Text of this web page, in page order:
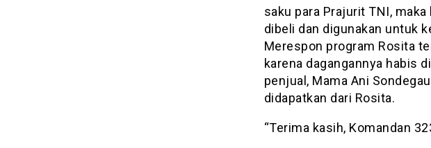
saku para Prajurit TNI,
dibeli dan digunakan untuk
Merespon program Rosita
karena dagangannya habis
penjual, Mama Ani
didapatkan dari Rosita.
“Terima kasih, Komandan